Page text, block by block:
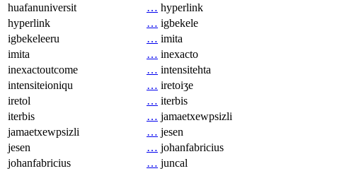
huafanuniversit
… hyperlink
hyperlink
… igbekele
igbekeleeru
… imita
imita
… inexacto
inexactoutcome
… intensitehta
intensiteioniqu
… iretoiʒe
iretol
… iterbis
iterbis
… jamaetxewpsizli
jamaetxewpsizli
… jesen
jesen
… johanfabricius
johanfabricius
… juncal